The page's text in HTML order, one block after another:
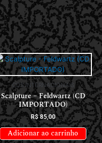
CDS INTERNACIONAIS
Scalpture – Feldwartz (CD
IMPORTADO)
R$85,00
Adicionar ao carrinho